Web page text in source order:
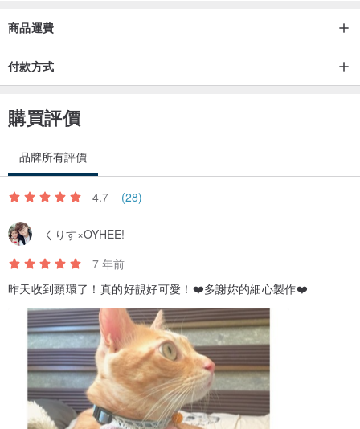
商品運費
付款方式
購買評價
品牌所有評價
4.7 (28)
くりす×OYHEE!
7 年前
昨天收到頸環了！真的好靚好可愛！❤️多謝妳的細心製作❤️